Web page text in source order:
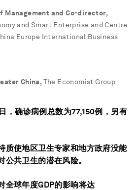
Management and Co-director,
and Smart Enterprise and Centre
Europe International Business
China, The Economist Group
，确诊病例总数为77,150例，另有
质使地区卫生专家和地方政府没能
公共卫生的潜在风险。
全球年度GDP的影响将达